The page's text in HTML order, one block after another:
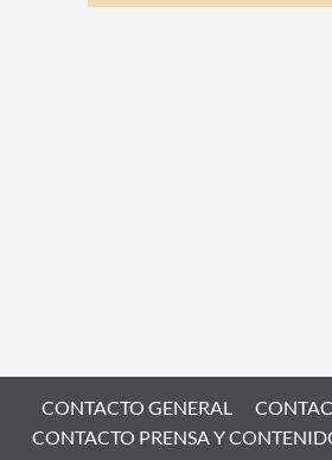
CONTACTO GENERAL
CONTACTO PRENSA Y